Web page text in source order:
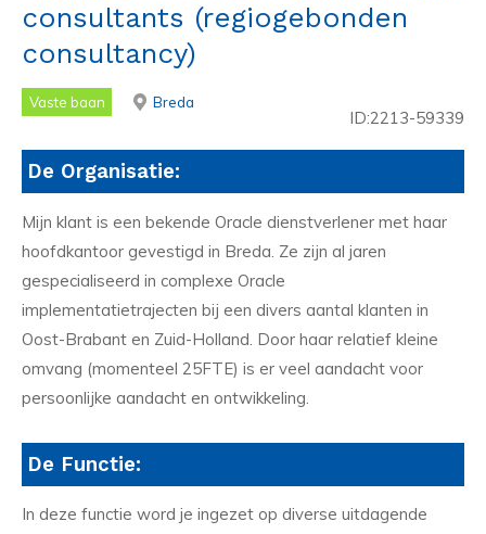
consultants (regiogebonden
consultancy)
Vaste baan Breda
ID:2213-59339
De Organisatie:
Mijn klant is een bekende Oracle dienstverlener met haar
hoofdkantoor gevestigd in Breda. Ze zijn al jaren
gespecialiseerd in complexe Oracle
implementatietrajecten bij een divers aantal klanten in
Oost-Brabant en Zuid-Holland. Door haar relatief kleine
omvang (momenteel 25FTE) is er veel aandacht voor
persoonlijke aandacht en ontwikkeling.
De Functie:
In deze functie word je ingezet op diverse uitdagende